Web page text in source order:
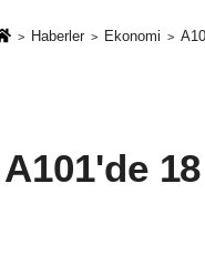
Haberler Ekonomi
A101'de